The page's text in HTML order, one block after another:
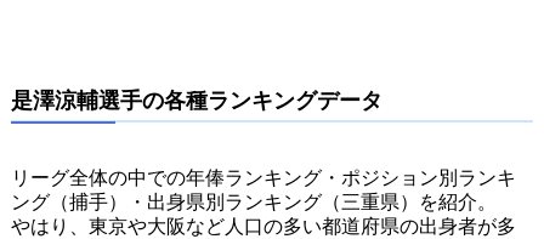
是澤涼輔選手の各種ランキングデータ
リーグ全体の中での年俸ランキング・ポジション別ランキ
ング（捕手）・出身県別ランキング（三重県）を紹介。
やはり、東京や大阪など人口の多い都道府県の出身者が多